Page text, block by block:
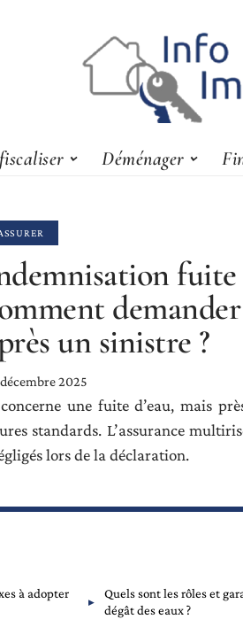
Déménager
fuite
un sinistre ?
2025
une fuite d’eau, mais
standards. L’assurance
lors de la déclaration.
à adopter
Quels sont les rôles et
dégât des eaux ?